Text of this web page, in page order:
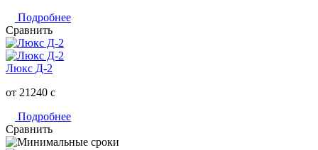
Подробнее
Сравнить
Люкс Д-2
от 21240 c
Подробнее
Сравнить